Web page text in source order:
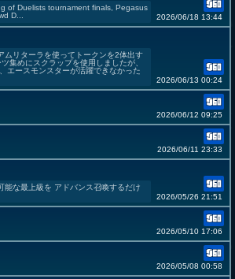
of Duelists tournament finals, Pegasus
D...
2026/06/18 13:44
ムリターラを使ってトークンを2体出す
集めにスクラップを使用しましたが、
エースモンスターが活躍できなかった
2026/06/13 00:24
2026/06/12 09:25
2026/06/11 23:33
能な最上級を アドバンス召喚するだけ
2026/05/26 21:51
2026/05/10 17:06
2026/05/08 00:58